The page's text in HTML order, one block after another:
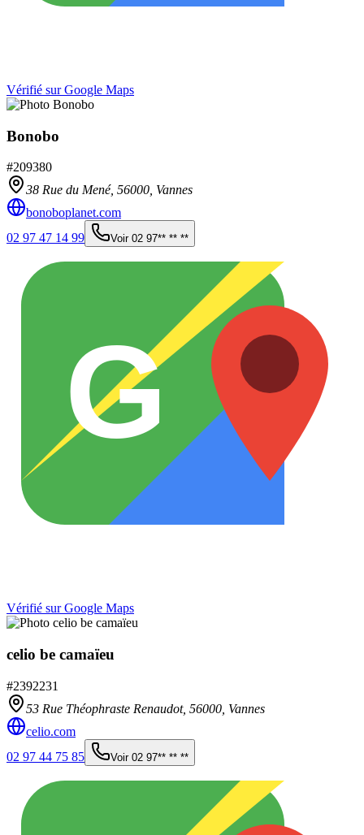
Vérifié sur Google Maps
Bonobo
#209380
38 Rue du Mené, 56000 Vannes
bonoboplanet.com
02 97 47 14 99
Voir 02 97** ** **
G
Vérifié sur Google Maps
celio be camaïeu
#2392231
53 Rue Théophraste Renaudot, 56000 Vannes
celio.com
02 97 44 75 85
Voir 02 97** ** **